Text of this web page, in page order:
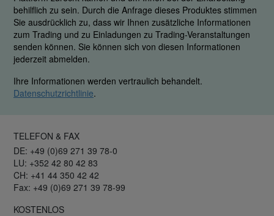
behilflich zu sein. Durch die Anfrage dieses Produktes stimmen
Sie ausdrücklich zu, dass wir Ihnen zusätzliche Informationen
zum Trading und zu Einladungen zu Trading-Veranstaltungen
senden können. Sie können sich von diesen Informationen
jederzeit abmelden.
Ihre Informationen werden vertraulich behandelt.
Datenschutzrichtlinie.
TELEFON & FAX
DE: +49 (0)69 271 39 78-0
LU: +352 42 80 42 83
CH: +41 44 350 42 42
Fax: +49 (0)69 271 39 78-99
KOSTENLOS